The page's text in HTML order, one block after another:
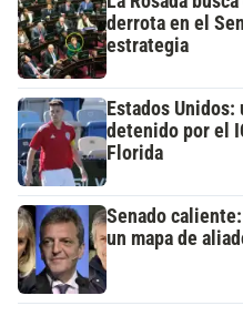
derrota en el
estrategia
Estados
detenido por el
Florida
Senado
un mapa de